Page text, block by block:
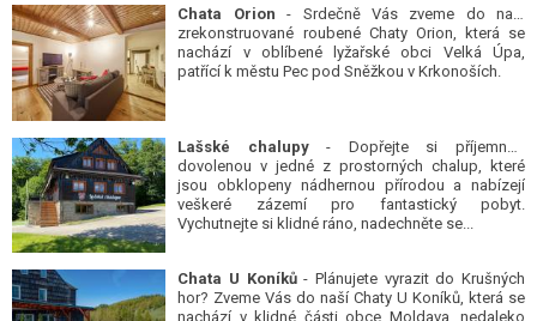
Chata Orion - Srdečně Vás zveme do naší
zrekonstruované roubené Chaty Orion, která se
nachází v oblíbené lyžařské obci Velká Úpa,
patřící k městu Pec pod Sněžkou v Krkonoších.
Lašské chalupy- Dopřejte si příjemnou
dovolenou v jedné z prostorných chalup, které
jsou obklopeny nádhernou přírodou a nabízejí
veškeré zázemí pro fantastický pobyt.
Vychutnejte si klidné ráno, nadechněte se...
Chata U Koníků- Plánujete vyrazit do Krušných
hor? Zveme Vás do naší Chaty U Koníků, která se
nachází v klidné části obce Moldava, nedaleko